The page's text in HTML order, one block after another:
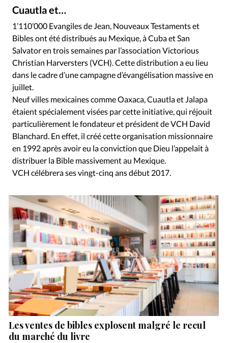
Cuautla et…
1’110’000 Evangiles de Jean, Nouveaux Testaments et
Bibles ont été distribués au Mexique, à Cuba et San
Salvator en trois semaines par l’association Victorious
Christian Harversters (VCH). Cette distribution a eu lieu
dans le cadre d’une campagne d’évangélisation massive en
juillet.
Neuf villes mexicaines comme Oaxaca, Cuautla et Jalapa
étaient spécialement visées par cette initiative, qui réjouit
particulièrement le fondateur et président de VCH David
Blanchard. En effet, il créé cette organisation missionnaire
en 1992 après avoir eu la conviction que Dieu l’appelait à
distribuer la Bible massivement au Mexique.
VCH célébrera ses vingt-cinq ans début 2017.
Les ventes de bibles explosent malgré le recul
du marché du livre